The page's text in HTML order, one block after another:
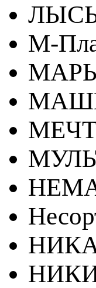
М-